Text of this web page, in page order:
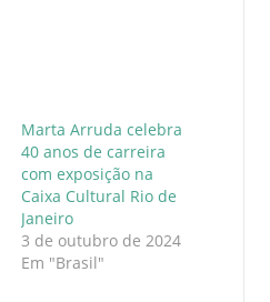
Marta Arruda celebra
40 anos de carreira
com exposição na
Caixa Cultural Rio de
Janeiro
3 de outubro de 2024
Em "Brasil"